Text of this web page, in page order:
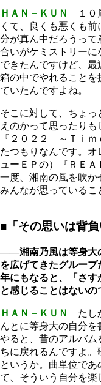
ＨＡＮ－ＫＵＮ
１０
くて、良くも悪くも
分が真ん中だろうって
合いがケミストリー
できたんですけど、
箱の中でやれることを
ていたんですよね。
そこに対して、ちょ
えのかって思ったり
『２０２２ ～Ｔｉ
たつもりなんです。
ューＥＰの）『ＲＥ
一度、湘南の風を吹か
みんなが思っているこ
■「その思いは背負
――湘南乃風は等身大
を広げてきたグループ
年にもなると、「さす
と感じることはないの
ＨＡＮ－ＫＵＮ
たし
んとに等身大の自分
やると、昔のアルバ
ちに戻れるんですよ
というか。曲単位で
て、そういう自分を楽